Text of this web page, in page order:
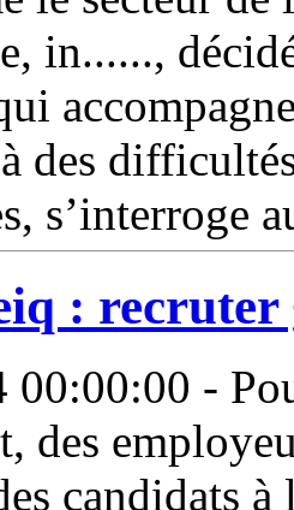
in......,
des
s’interroge
: recruter
00:00:00 -
des
candidats